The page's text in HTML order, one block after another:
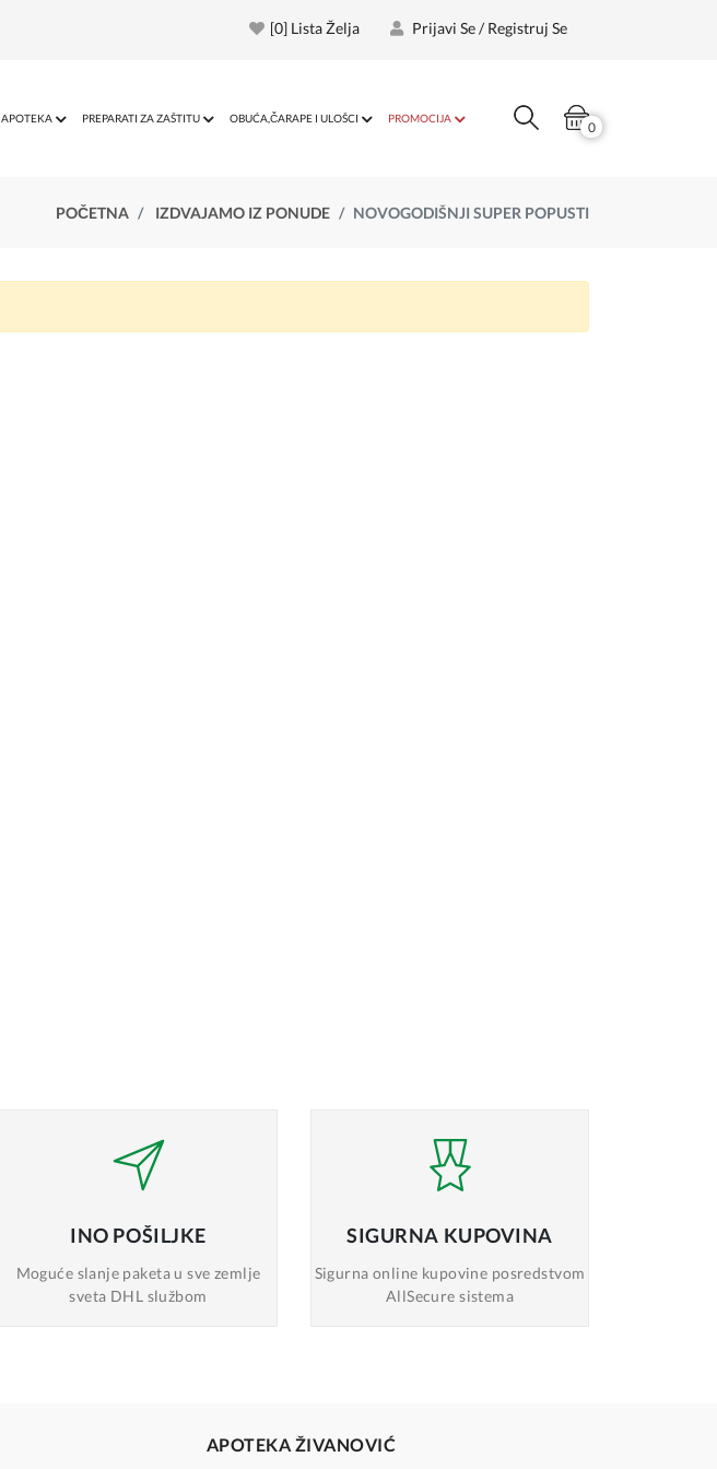
[0] Lista Želja Prijavi Se / Registruj Se
APOTEKA PREPARATI ZA ZAŠTITU OBUĆA,ČARAPE I ULOŠCI PROMOCIJA
0
POČETNA IZDVAJAMO IZ PONUDE NOVOGODIŠNJI SUPER POPUSTI
INO POŠILJKE
Moguće slanje paketa u sve zemlje
sveta DHL službom
SIGURNA KUPOVINA
Sigurna online kupovine posredstvom
AllSecure sistema
APOTEKA ŽIVANOVIĆ